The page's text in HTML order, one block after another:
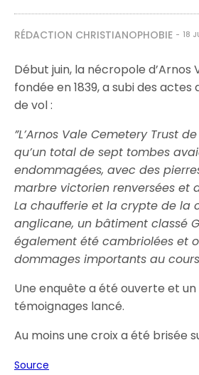
RÉDACTION CHRISTIANOPHOBIE 18
Début juin, la nécropole d’Arnos
fondée en 1839, a subi des
de vol :
”L’Arnos Vale Cemetery Trust
qu’un total de sept tombes
endommagées, avec des
marbre victorien renversées et
La chaufferie et la crypte de la
anglicane, un bâtiment classé
également été cambriolées et
dommages importants au cours
Une enquête a été ouverte et
témoignages lancé.
Au moins une croix a été brisée
Source